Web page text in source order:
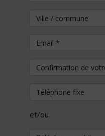
Ville / commune
Email*
Confirmation de
Téléphone fixe
et/ou